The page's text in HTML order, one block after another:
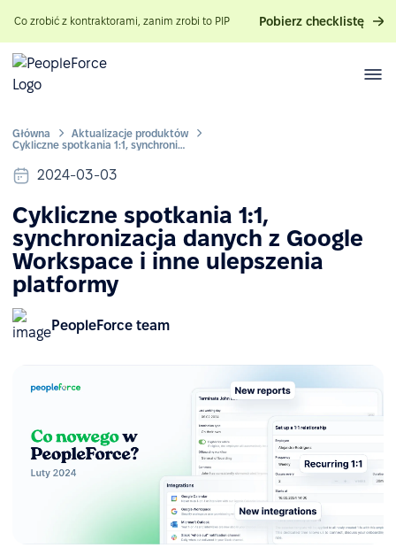
Co zrobić z kontraktorami, zanim zrobi to PIP Pobierz checklistę
Główna
Aktualizacje produktów
Cykliczne spotkania 1:1, synchronizacja danych z Google Workspace i inne ulepszenia platformy
2024-03-03
Cykliczne spotkania 1:1,
synchronizacja danych z Google
Workspace i inne ulepszenia
platformy
PeopleForce team